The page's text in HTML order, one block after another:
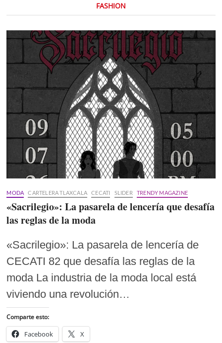
FASHION
MODA CARTELERA TLAXCALA CECATI SLIDER TRENDY MAGAZINE
«Sacrilegio»: La pasarela de lencería que desafía
las reglas de la moda
«Sacrilegio»: La pasarela de lencería de
CECATI 82 que desafía las reglas de la
moda La industria de la moda local está
viviendo una revolución…
Comparte esto:
Facebook X